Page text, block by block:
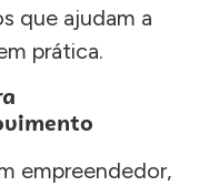
que ajudam a
prática.
empreendedor,